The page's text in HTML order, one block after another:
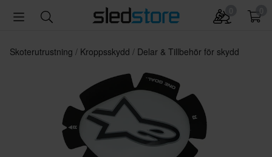
Skoterutrustning Kroppsskydd Delar & Tillbehör för skydd